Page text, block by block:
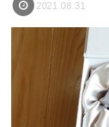
2021.08.31